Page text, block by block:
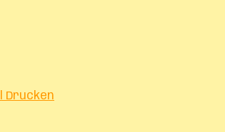
Drucken